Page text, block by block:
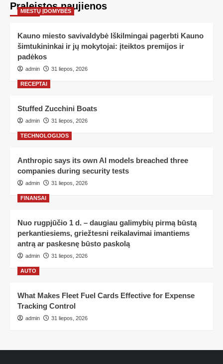
Praleistos naujienos
MIESTŲ ĮDOMYBĖS
Kauno miesto savivaldybė Iškilmingai pagerbti Kauno
šimtukininkai ir jų mokytojai: įteiktos premijos ir
padėkos
admin 31 liepos, 2026
RECEPTAI
Stuffed Zucchini Boats
admin 31 liepos, 2026
TECHNOLOGIJOS
Anthropic says its own AI models breached three
companies during security tests
admin 31 liepos, 2026
FINANSAI
Nuo rugpjūčio 1 d. – daugiau galimybių pirmą būstą
perkantiesiems, griežtesni reikalavimai imantiems
antrą ar paskesnę būsto paskolą
admin 31 liepos, 2026
AUTO
What Makes Fleet Fuel Cards Effective for Expense
Tracking Control
admin 31 liepos, 2026